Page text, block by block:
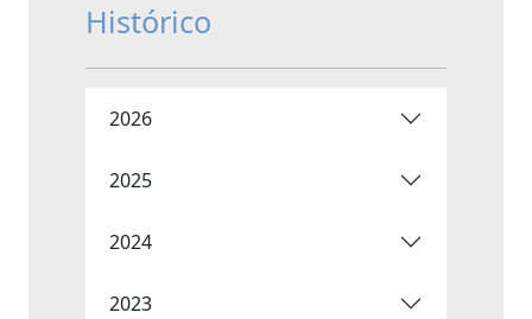
Histórico
2026
2025
2024
2023